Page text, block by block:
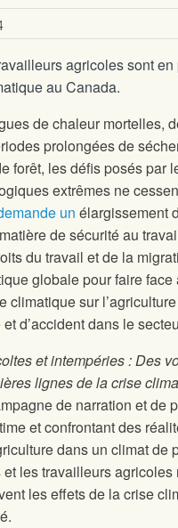
agricoles sont
au Canada.
de chaleur mortelles,
prolongées de
forêt, les défis posés par
extrêmes ne
un élargissement
de sécurité au
du travail et de la
globale pour faire
climatique sur
d’accident dans le
et intempéries : Des
lignes de la crise
de narration et de
et confrontant des
dans un climat de
les travailleurs agricoles
les effets de la crise